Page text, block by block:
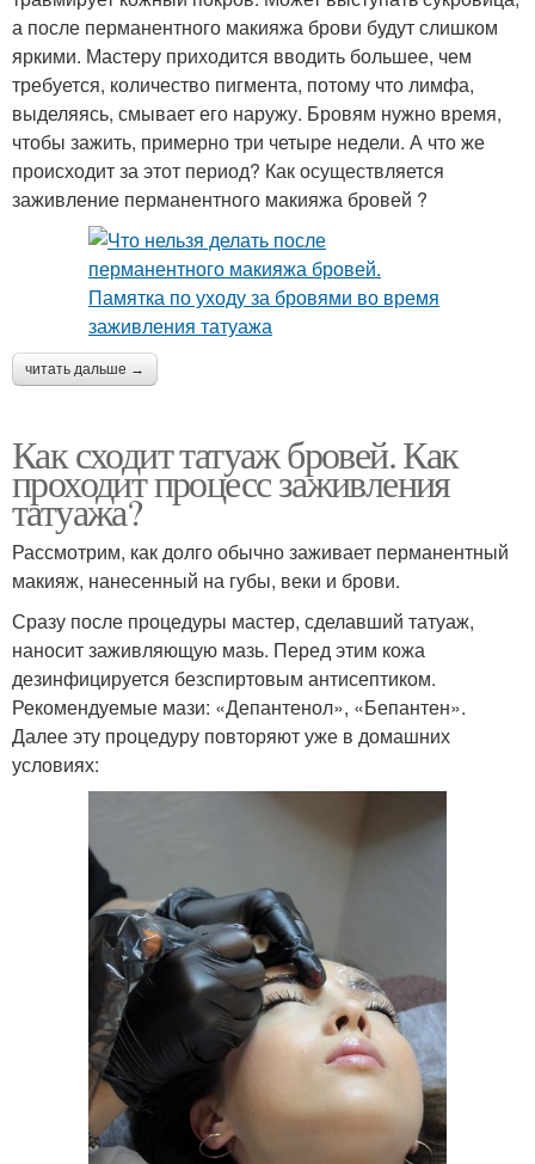
а после перманентного макияжа брови будут слишком
яркими. Мастеру приходится вводить большее, чем
требуется, количество пигмента, потому что лимфа,
выделяясь, смывает его наружу. Бровям нужно время,
чтобы зажить, примерно три четыре недели. А что же
происходит за этот период? Как осуществляется
заживление перманентного макияжа бровей ?
читать дальше →
Как сходит татуаж бровей. Как
проходит процесс заживления
татуажа?
Рассмотрим, как долго обычно заживает перманентный
макияж, нанесенный на губы, веки и брови.
Сразу после процедуры мастер, сделавший татуаж,
наносит заживляющую мазь. Перед этим кожа
дезинфицируется безспиртовым антисептиком.
Рекомендуемые мази: «Депантенол», «Бепантен».
Далее эту процедуру повторяют уже в домашних
условиях: